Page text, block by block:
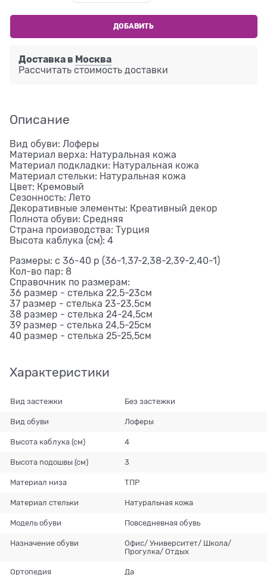
ДОБАВИТЬ
Доставка в Москва
Рассчитать стоимость доставки
Описание
Вид обуви: Лоферы
Материал верха: Натуральная кожа
Материал подкладки: Натуральная кожа
Материал стельки: Натуральная кожа
Цвет: Кремовый
Сезонность: Лето
Декоративные элементы: Креативный декор
Полнота обуви: Средняя
Страна производства: Турция
Высота каблука (см): 4
Размеры: с 36-40 р (36-1,37-2,38-2,39-2,40-1)
Кол-во пар: 8
Справочник по размерам:
36 размер - стелька 22,5-23см
37 размер - стелька 23-23,5см
38 размер - стелька 24-24,5см
39 размер - стелька 24,5-25см
40 размер - стелька 25-25,5см
Характеристики
Вид застежки Без застежки
Вид обуви Лоферы
Высота каблука (см) 4
Высота подошвы (см) 3
Материал низа ТПР
Материал стельки Натуральная кожа
Модель обуви Повседневная обувь
Назначение обуви
Офис/ Университет/ Школа/
Прогулка/ Отдых
Ортопедия Да